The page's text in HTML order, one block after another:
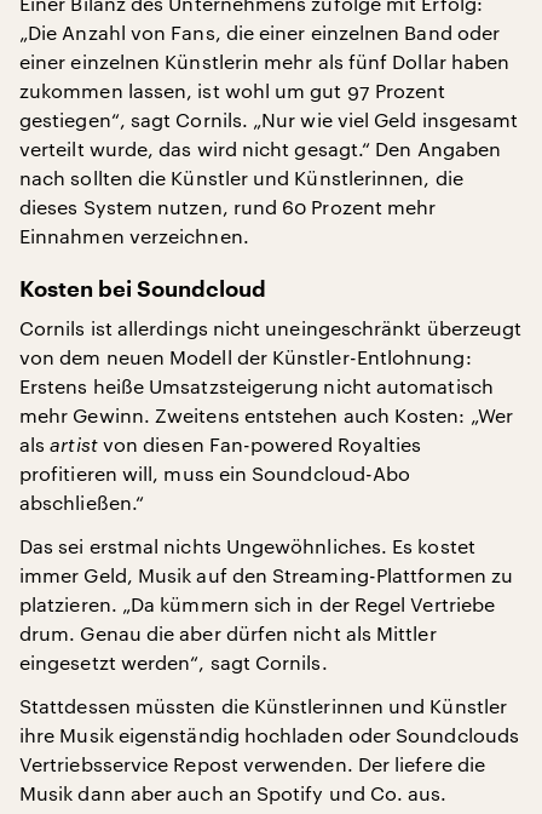
„Die Anzahl von Fans, die einer einzelnen Band oder
einer einzelnen Künstlerin mehr als fünf Dollar haben
zukommen lassen, ist wohl um gut 97 Prozent
gestiegen“, sagt Cornils. „Nur wie viel Geld insgesamt
verteilt wurde, das wird nicht gesagt.“ Den Angaben
nach sollten die Künstler und Künstlerinnen, die
dieses System nutzen, rund 60 Prozent mehr
Einnahmen verzeichnen.
Kosten bei Soundcloud
Cornils ist allerdings nicht uneingeschränkt überzeugt
von dem neuen Modell der Künstler-Entlohnung:
Erstens heiße Umsatzsteigerung nicht automatisch
mehr Gewinn. Zweitens entstehen auch Kosten: „Wer
alsartist von diesen Fan-powered Royalties
profitieren will, muss ein Soundcloud-Abo
abschließen.“
Das sei erstmal nichts Ungewöhnliches. Es kostet
immer Geld, Musik auf den Streaming-Plattformen zu
platzieren. „Da kümmern sich in der Regel Vertriebe
drum. Genau die aber dürfen nicht als Mittler
eingesetzt werden“, sagt Cornils.
Stattdessen müssten die Künstlerinnen und Künstler
ihre Musik eigenständig hochladen oder Soundclouds
Vertriebsservice Repost verwenden. Der liefere die
Musik dann aber auch an Spotify und Co. aus.